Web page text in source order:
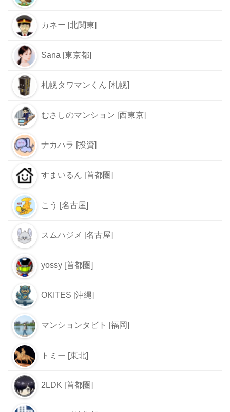
カネー [北関東]
Sana [東京都]
札幌タワマンくん [札幌]
むさしのマンション [西東京]
ナカハラ [投資]
すまいるん [首都圏]
こう [名古屋]
スムハジメ [名古屋]
yossy [首都圏]
OKITES [沖縄]
マンションタビト [福岡]
トミー [東北]
2LDK [首都圏]